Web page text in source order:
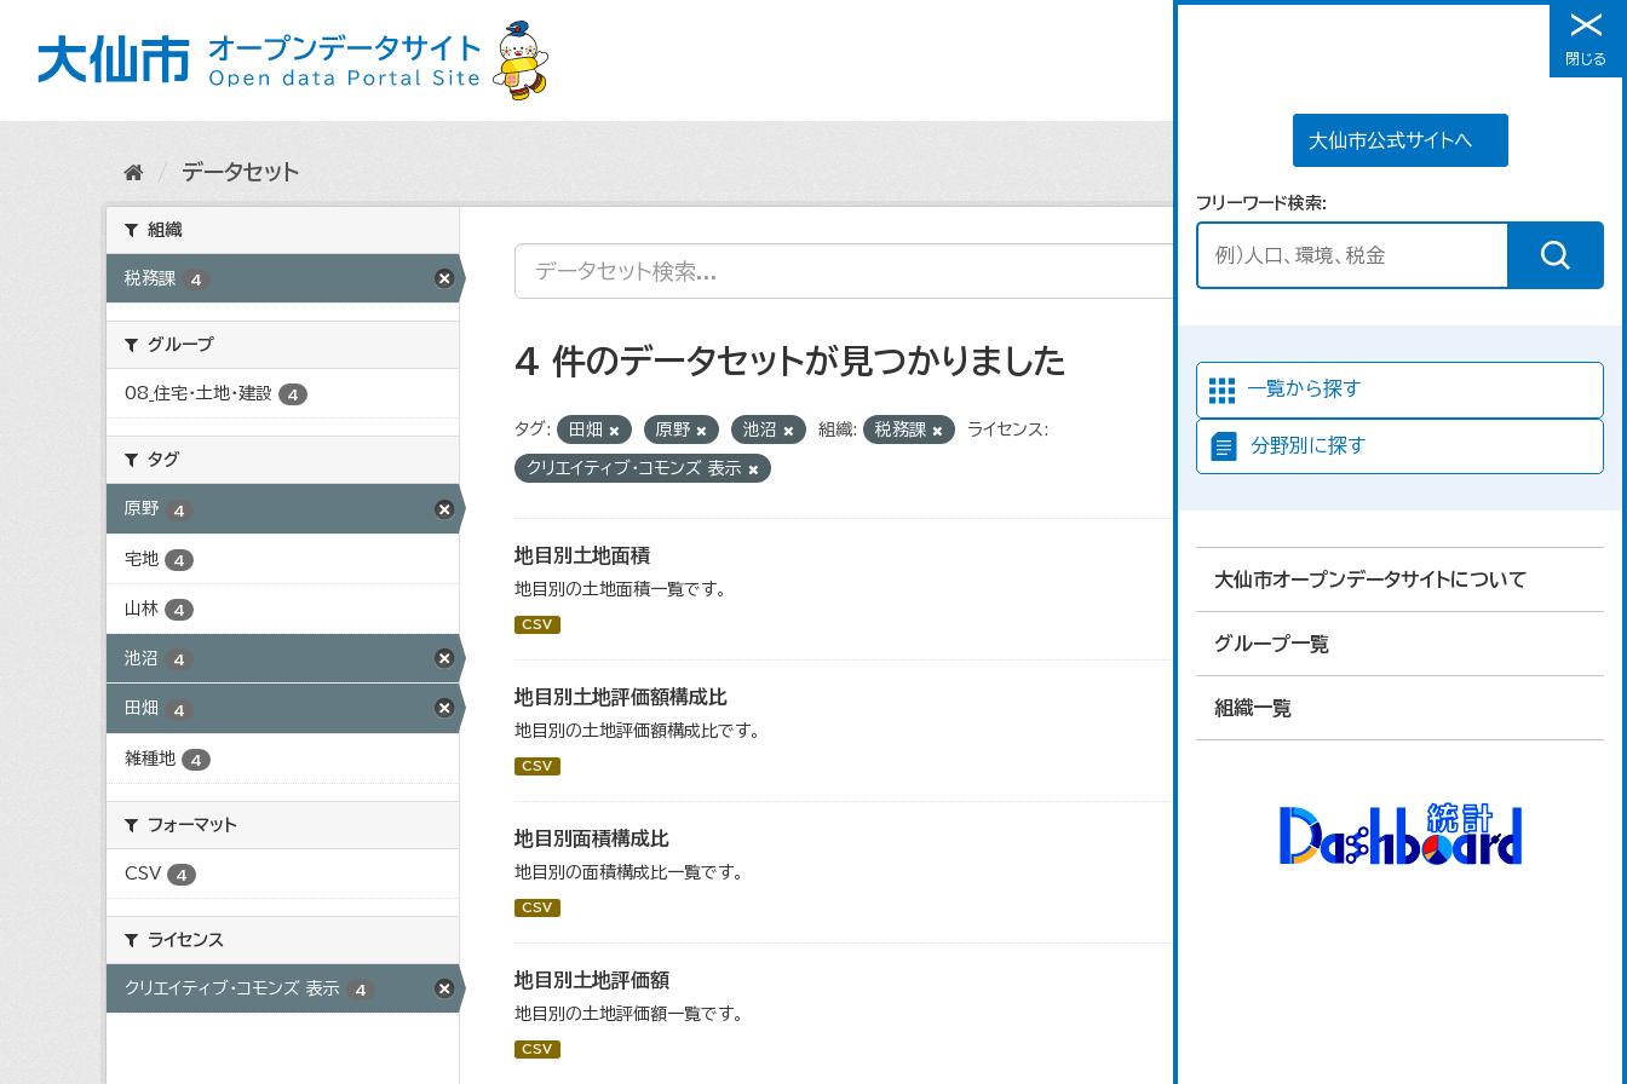
メニュー
大仙市公式サイトへ
フリーワード検索
一覧から探す
分野別に探す
大仙市オープンデータサイトについて
グループ一覧
組織一覧
閉じる
データセット
組織
税務課 4
グループ
08_住宅・土地・建設 4
タグ
原野 4
宅地 4
山林 4
池沼 4
田畑 4
雑種地 4
フォーマット
CSV 4
ライセンス
クリエイティブ・コモンズ 表示 4
4 件のデータセットが見つかりました
タグ: 田畑 原野 池沼 組織: 税務課 ライセンス:
クリエイティブ・コモンズ 表示
地目別土地面積
地目別の土地面積一覧です。
CSV
地目別土地評価額構成比
地目別の土地評価額構成比です。
CSV
地目別面積構成比
地目別の面積構成比一覧です。
CSV
地目別土地評価額
地目別の土地評価額一覧です。
CSV